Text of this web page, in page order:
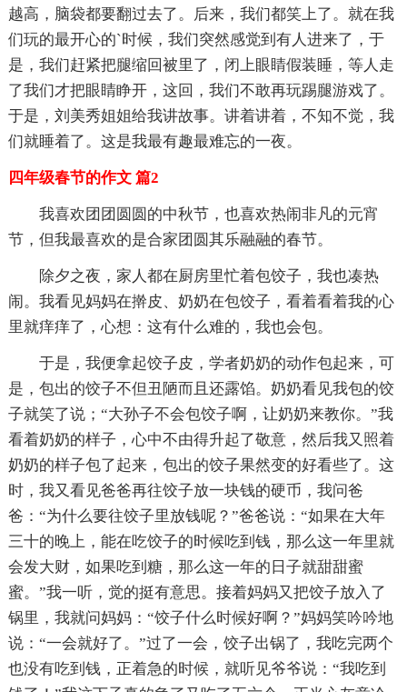
越高，脑袋都要翻过去了。后来，我们都笑上了。就在我
们玩的最开心的`时候，我们突然感觉到有人进来了，于
是，我们赶紧把腿缩回被里了，闭上眼睛假装睡，等人走
了我们才把眼睛睁开，这回，我们不敢再玩踢腿游戏了。
于是，刘美秀姐姐给我讲故事。讲着讲着，不知不觉，我
们就睡着了。这是我最有趣最难忘的一夜。
四年级春节的作文 篇2
我喜欢团团圆圆的中秋节，也喜欢热闹非凡的元宵
节，但我最喜欢的是合家团圆其乐融融的春节。
除夕之夜，家人都在厨房里忙着包饺子，我也凑热
闹。我看见妈妈在擀皮、奶奶在包饺子，看着看着我的心
里就痒痒了，心想：这有什么难的，我也会包。
于是，我便拿起饺子皮，学者奶奶的动作包起来，可
是，包出的饺子不但丑陋而且还露馅。奶奶看见我包的饺
子就笑了说；“大孙子不会包饺子啊，让奶奶来教你。”我
看着奶奶的样子，心中不由得升起了敬意，然后我又照着
奶奶的样子包了起来，包出的饺子果然变的好看些了。这
时，我又看见爸爸再往饺子放一块钱的硬币，我问爸
爸：“为什么要往饺子里放钱呢？”爸爸说：“如果在大年
三十的晚上，能在吃饺子的时候吃到钱，那么这一年里就
会发大财，如果吃到糖，那么这一年的日子就甜甜蜜
蜜。”我一听，觉的挺有意思。接着妈妈又把饺子放入了
锅里，我就问妈妈：“饺子什么时候好啊？”妈妈笑吟吟地
说：“一会就好了。”过了一会，饺子出锅了，我吃完两个
也没有吃到钱，正着急的时候，就听见爷爷说：“我吃到